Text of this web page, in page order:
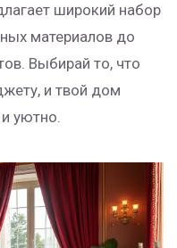
широкий набор
материалов до
Выбирай то, что
и твой дом
уютно.